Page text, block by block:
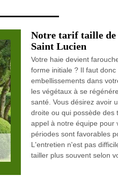
Notre tarif taille de
Saint Lucien
Votre haie devient
forme initiale ? Il faut
embellissements dans
les végétaux à se
santé. Vous désirez avoir
droite ou qui possède des
appel à notre équipe pour
périodes sont favorables
L'entretien n'est pas
tailler plus souvent selon